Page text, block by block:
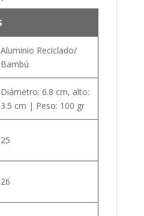
Aluminio Reciclado/
Bambú
Diámetro: 6.8 cm, alto:
3.5 cm | Peso: 100 gr
25
26